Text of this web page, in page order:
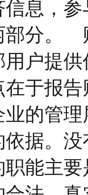
信息，
部分。
户提
于报
的管
据。
能主